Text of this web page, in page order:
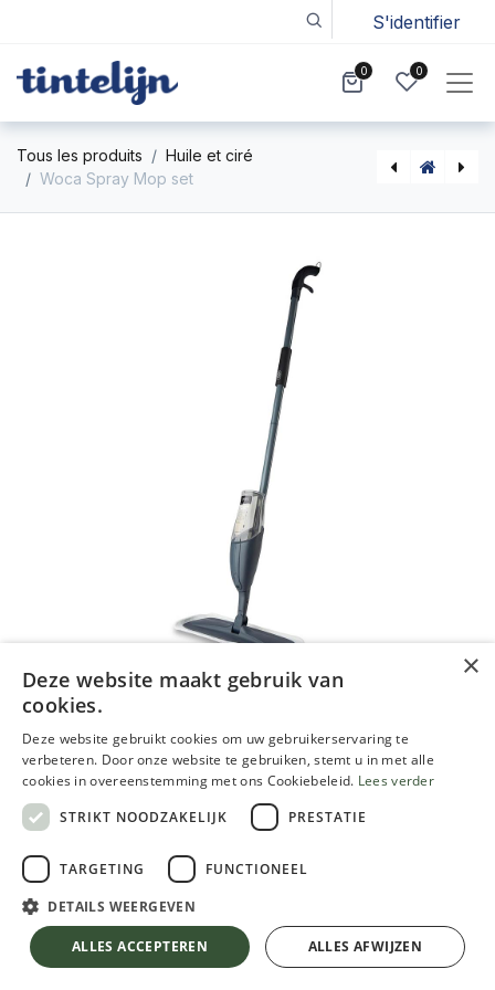
S'identifier
0 0
Tous les produits
Huile et ciré
Woca Spray Mop set
Woca Spray Mop set
59,01€
AJOUTER AU PANIER
×
Deze website maakt gebruik van
cookies.
Deze website gebruikt cookies om uw gebruikerservaring te
verbeteren. Door onze website te gebruiken, stemt u in met alle
cookies in overeenstemming met ons Cookiebeleid. Lees verder
STRIKT NOODZAKELIJK
PRESTATIE
TARGETING FUNCTIONEEL
DETAILS WEERGEVEN
ALLES ACCEPTEREN ALLES AFWIJZEN